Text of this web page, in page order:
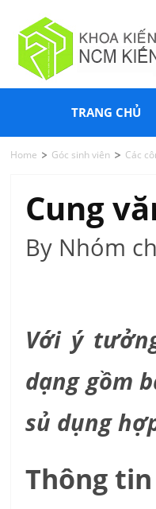
TRANG CHỦ
Home Góc sinh viên Các
Cung
By Nhóm
Với ý
dạng gồm
sủ dụng
Thông